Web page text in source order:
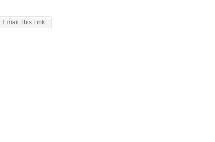
Email This Link